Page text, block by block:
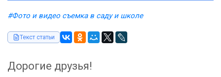
#Фото и видео съемка в саду и школе
Текст статьи
Дорогие друзья!